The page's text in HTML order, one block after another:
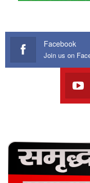
Facebook
Join us on